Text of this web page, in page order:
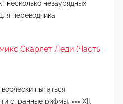
несколько незаурядных
переводчика
Скарлет Леди (Часть
пытаться
странные рифмы. === XII.